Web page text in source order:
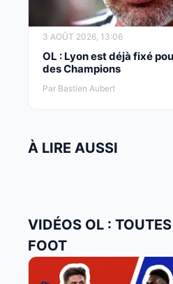
3 AOÛT 2026, 13:06
OL : Lyon est déjà fixé
des Champions
Par Bastien Aubert
À LIRE AUSSI
VIDÉOS OL :
FOOT